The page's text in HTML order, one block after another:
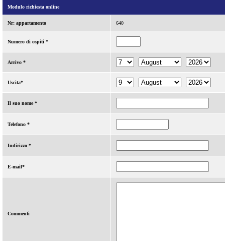
Modulo richiesta online
Nr: appartamento 640
Numero di ospiti *
Arrivo *
Uscita*
Il suo nome *
Telefono *
Indirizzo *
E-mail*
Commenti